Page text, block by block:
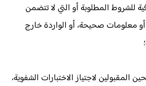
للشروط المطلوبة أو التي لا تتضمن
معلومات صحيحة، أو الواردة خارج
المقبولين لاجتياز الاختبارات الشفوية،